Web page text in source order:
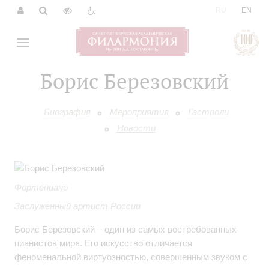
EN
Борис Березовский
Биография Мероприятия
Гастроли
Новости
Фортепиано
Заслуженный артист России
Борис Березовский – один из самых востребованных
пианистов мира. Его искусство отличается
феноменальной виртуозностью, совершенным звуком с